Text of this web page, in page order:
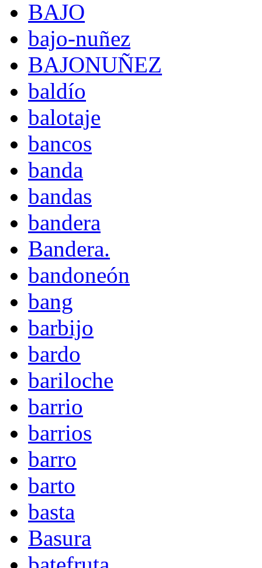
BAJO
bajo-nuñez
BAJONUÑEZ
baldío
balotaje
bancos
banda
bandas
bandera
Bandera.
bandoneón
bang
barbijo
bardo
bariloche
barrio
barrios
barro
barto
basta
Basura